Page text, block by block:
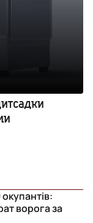
ворога за